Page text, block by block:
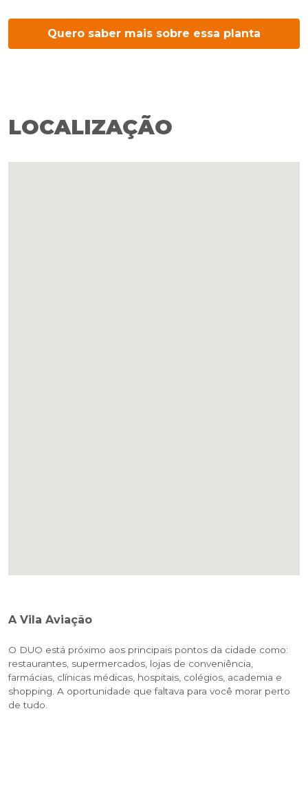
Quero saber mais sobre essa planta
LOCALIZAÇÃO
A Vila Aviação
O DUO está próximo aos principais pontos da cidade como:
restaurantes, supermercados, lojas de conveniência,
farmácias, clínicas médicas, hospitais, colégios, academia e
shopping. A oportunidade que faltava para você morar perto
de tudo.